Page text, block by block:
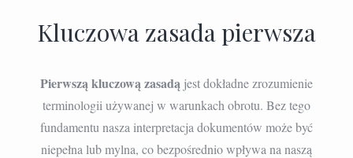
Kluczowa zasada pierwsza
Pierwszą kluczową zasadą jest dokładne zrozumienie
terminologii używanej w warunkach obrotu. Bez tego
fundamentu nasza interpretacja dokumentów może być
niepełna lub mylna, co bezpośrednio wpływa na naszą